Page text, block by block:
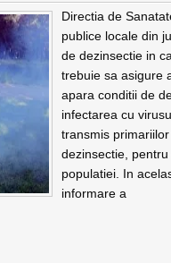
Directia de
publice locale din
de dezinsectie in
trebuie sa asigure
apara conditii de
infectarea cu
transmis
dezinsectie,
populatiei. In
informare a